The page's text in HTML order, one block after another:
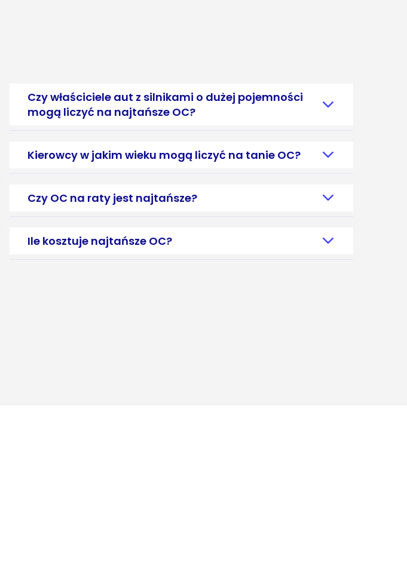
Czy właściciele aut z silnikami o dużej pojemności
mogą liczyć na najtańsze OC?
Kierowcy w jakim wieku mogą liczyć na tanie OC?
Czy OC na raty jest najtańsze?
Ile kosztuje najtańsze OC?